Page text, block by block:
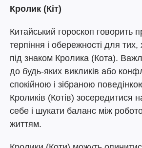
Кролик (Кіт)
Китайський гороскоп говорить
терпіння і обережності для
під знаком Кролика (Кота).
до будь-яких викликів або
спокійною і зібраною
Кроликів (Котів) зосередитися
себе і шукати баланс між
життям.